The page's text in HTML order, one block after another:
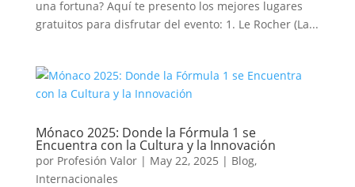
una fortuna? Aquí te presento los mejores lugares
gratuitos para disfrutar del evento: 1. Le Rocher (La...
Mónaco 2025: Donde la Fórmula 1 se
Encuentra con la Cultura y la Innovación
por Profesión Valor| May 22, 2025 | Blog,
Internacionales